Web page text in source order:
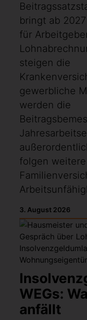
bringt ab
für
steigen die
gewerbliche
werden die
folgen
3. August 2026
WEGs:
anfällt